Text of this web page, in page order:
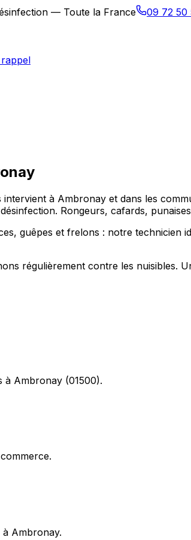
— Toute la France 09 72 50
à Ambronay et dans les
Rongeurs, cafards,
guêpes et frelons : notre
régulièrement contre les nuisibles.
à Ambronay (01500).
Ambronay.